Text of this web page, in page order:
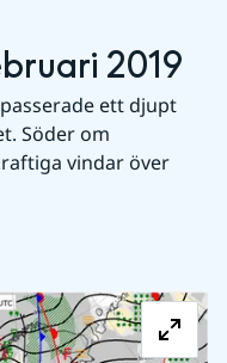
2019
ett djupt
Söder om
vindar över